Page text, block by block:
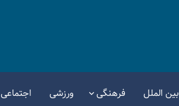
بین الملل فرهنگی ورزشی اجتماعی